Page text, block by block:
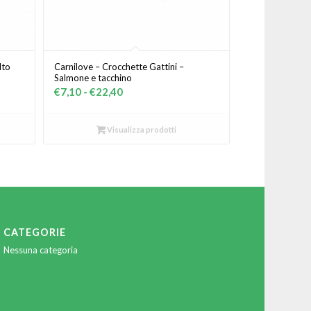
Carnilove – Crocchette Gattini –
Salmone e tacchino
€7,10 - €22,40Fascia
prezzo:
€22,40
Visualizza prodotti
CATEGORIE
Nessuna categoria